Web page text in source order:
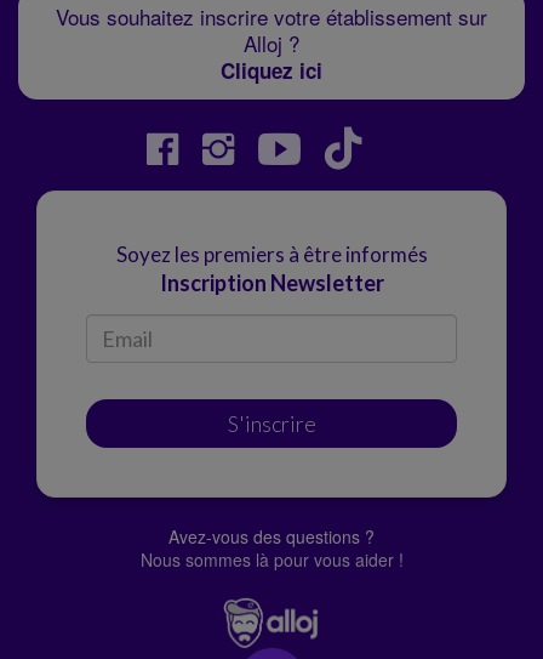
Vous souhaitez inscrire votre établissement sur
Alloj ?
Cliquez ici
Soyez les premiers à être informés
Inscription Newsletter
S'inscrire
Avez-vous des questions ?
Nous sommes là pour vous aider !